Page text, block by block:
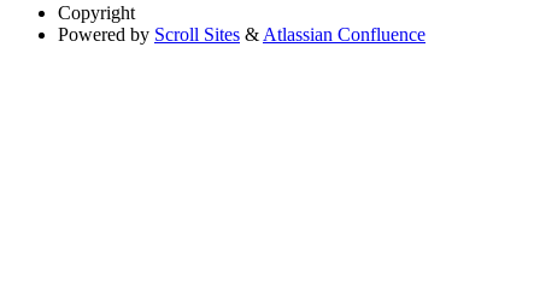
Copyright
Powered by Scroll Sites & Atlassian Confluence